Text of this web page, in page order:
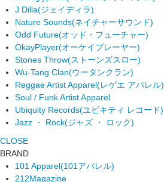
J Dilla(ジェイディラ)
Nature Sounds(ネイチャーサウンド)
Odd Future(オッド・フューチャー)
OkayPlayer(オーケイプレーヤー)
Stones Throw(ストーンズスロー)
Wu-Tang Clan(ウータンクラン)
Reggae Artist Apparel(レゲエ アパレル)
Soul / Funk Artist Apparel
Ubiquity Records(ユビキティ レコード)
Jazz ・ Rock(ジャズ ・ ロック)
CLOSE
BRAND
101 Apparel(101アパレル)
212Magazine